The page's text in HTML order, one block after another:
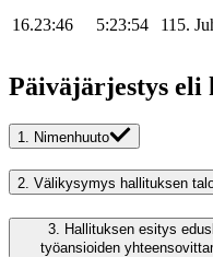
16.23:46 5:23:54 115.
Päiväjärjestys eli
1. Nimenhuuto
2. Välikysymys hallituksen
3. Hallituksen esitys
työansioiden